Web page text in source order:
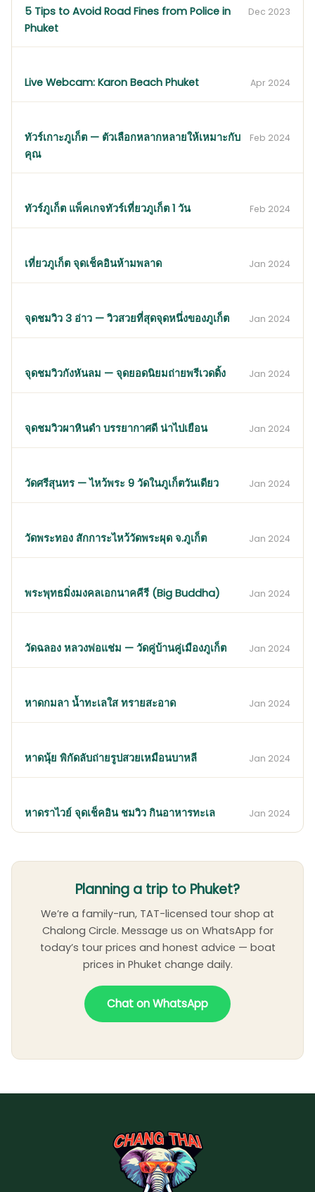
5 Tips to Avoid Road Fines from Police in
Phuket
Dec 2023
Live Webcam: Karon Beach Phuket Apr 2024
ทัวร์เกาะภูเก็ต — ตัวเลือกหลากหลายให้เหมาะกับ
คุณ
Feb 2024
ทัวร์ภูเก็ต แพ็คเกจทัวร์เที่ยวภูเก็ต 1 วัน Feb 2024
เที่ยวภูเก็ต จุดเช็คอินห้ามพลาด Jan 2024
จุดชมวิว 3 อ่าว — วิวสวยที่สุดจุดหนึ่งของภูเก็ต Jan 2024
จุดชมวิวกังหันลม — จุดยอดนิยมถ่ายพรีเวดดิ้ง Jan 2024
จุดชมวิวผาหินดำ บรรยากาศดี น่าไปเยือน Jan 2024
วัดศรีสุนทร — ไหว้พระ 9 วัดในภูเก็ตวันเดียว Jan 2024
วัดพระทอง สักการะไหว้วัดพระผุด จ.ภูเก็ต Jan 2024
พระพุทธมิ่งมงคลเอกนาคคีรี (Big Buddha) Jan 2024
วัดฉลอง หลวงพ่อแช่ม — วัดคู่บ้านคู่เมืองภูเก็ต Jan 2024
หาดกมลา น้ำทะเลใส ทรายสะอาด Jan 2024
หาดนุ้ย พิกัดลับถ่ายรูปสวยเหมือนบาหลี Jan 2024
หาดราไวย์ จุดเช็คอิน ชมวิว กินอาหารทะเล Jan 2024
Planning a trip to Phuket?
We’re a family-run, TAT-licensed tour shop at
Chalong Circle. Message us on WhatsApp for
today’s tour prices and honest advice — boat
prices in Phuket change daily.
Chat on WhatsApp